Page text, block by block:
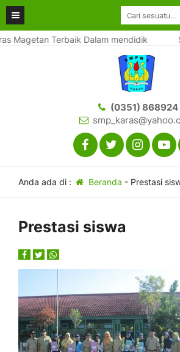
Terbaik Dalam mendidik
(0351) 868924
Anda ada di : Beranda - Prestasi
Prestasi siswa